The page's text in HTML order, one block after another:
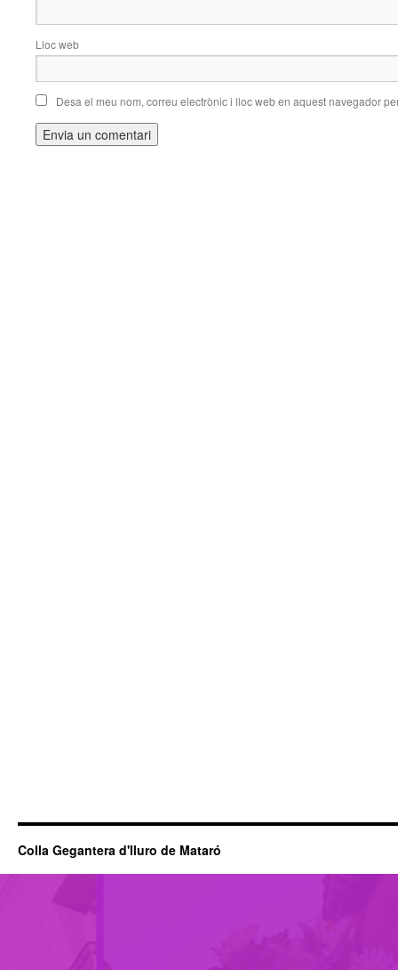
Lloc web
Desa el meu nom, correu electrònic i lloc web en aquest navegador
Colla Gegantera d'Iluro de Mataró